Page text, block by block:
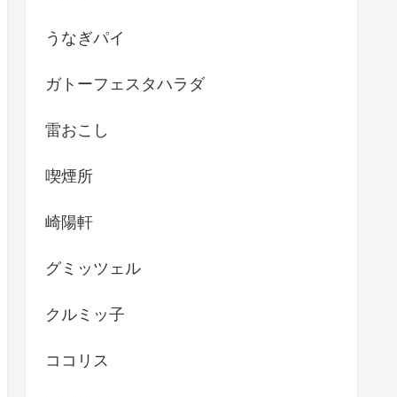
うなぎパイ
ガトーフェスタハラダ
雷おこし
喫煙所
崎陽軒
グミッツェル
クルミッ子
ココリス